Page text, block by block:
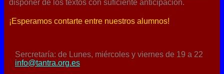
disponer de los textos con suficiente anticipación.
¡Esperamos contarte entre nuestros alumnos!
Sercretaría: de Lunes, miércoles y viernes de 19 a 22
info@tantra.org.es